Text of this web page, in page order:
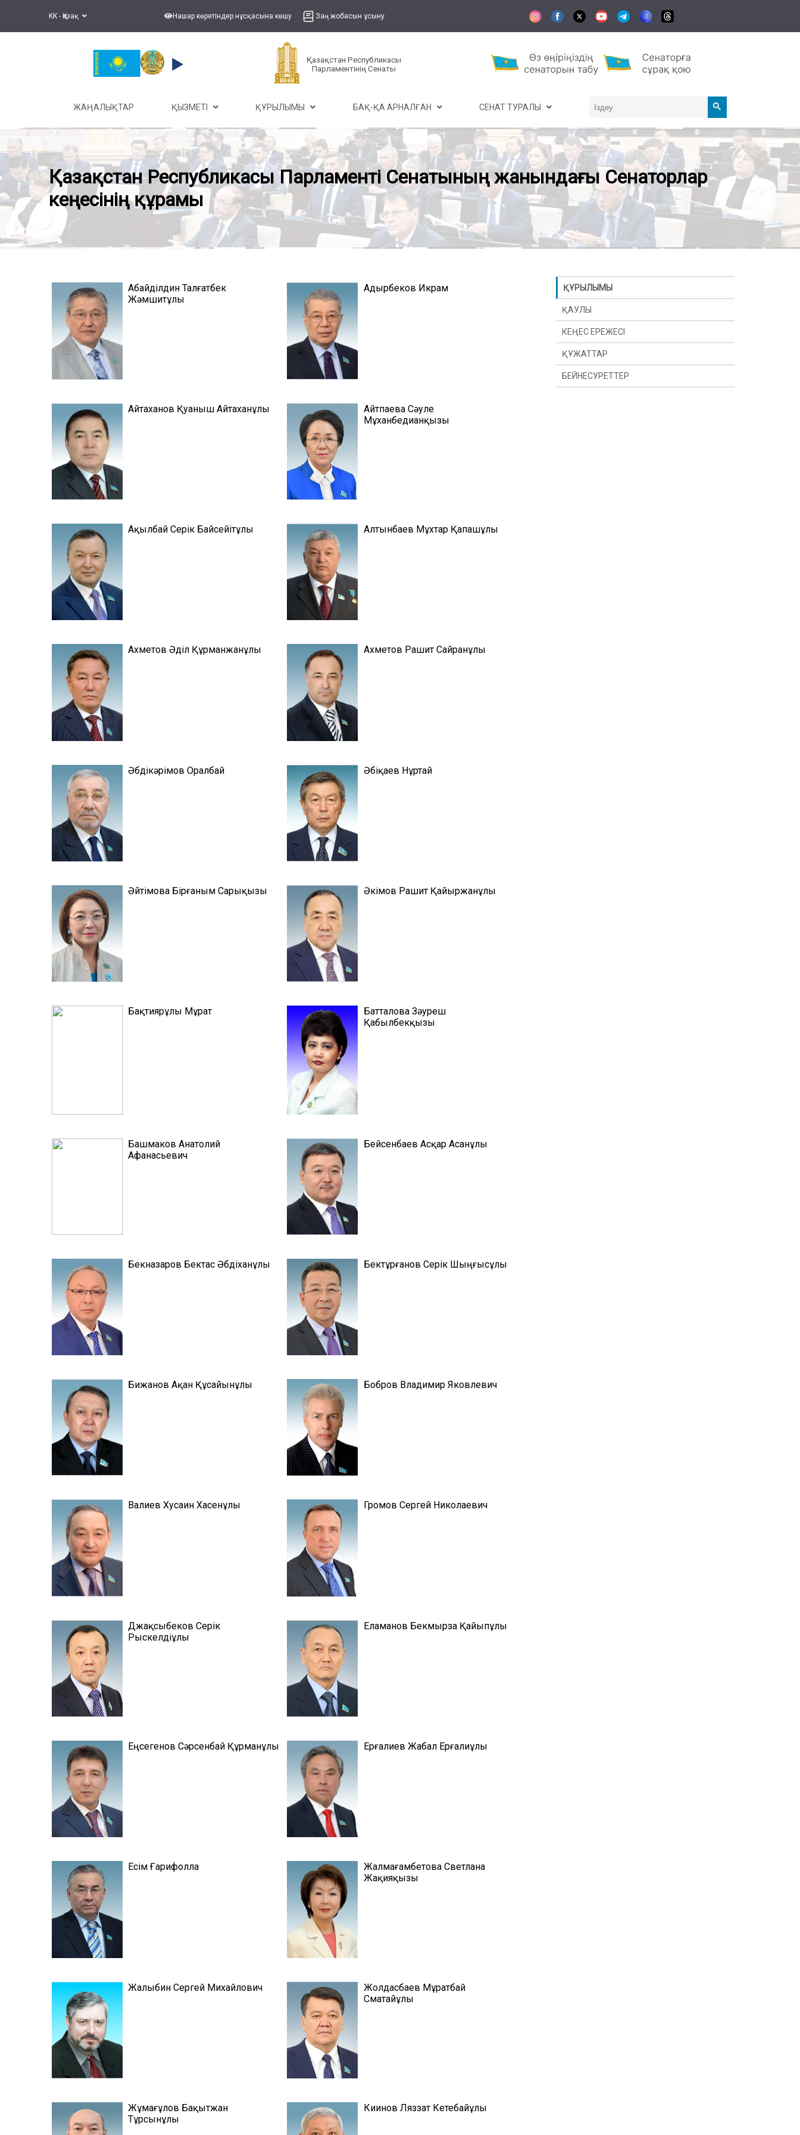
KK - Қазақ Нашар көретіндер нұсқасына көшу Заң жобасын ұсыну
Қазақстан Республикасы
Парламентінің Сенаты
ЖАҢАЛЫҚТАР ҚЫЗМЕТІ ҚҰРЫЛЫМЫ БАҚ-ҚА АРНАЛҒАН СЕНАТ ТУРАЛЫ
Қазақстан Республикасы Парламенті Сенатының жанындағы Сенаторлар
кеңесінің құрамы
Абайділдин Талғатбек
Жәмшитұлы
Адырбеков Икрам
Айтаханов Қуаныш Айтаханұлы
Айтпаева Сәуле
Мұханбедианқызы
Ақылбай Серік Байсейітұлы Алтынбаев Мұхтар Қапашұлы
Ахметов Әділ Құрманжанұлы Ахметов Рашит Сайранұлы
Әбдікәрімов Оралбай Әбіқаев Нұртай
Әйтімова Бірғаным Сарықызы Әкімов Рашит Қайыржанұлы
Бақтиярұлы Мұрат
Батталова Зәуреш
Қабылбекқызы
Башмаков Анатолий
Афанасьевич
Бейсенбаев Асқар Асанұлы
Бекназаров Бектас Әбдіханұлы Бектұрғанов Серік Шыңғысұлы
Бижанов Ақан Құсайынұлы Бобров Владимир Яковлевич
Валиев Хусаин Хасенұлы Громов Сергей Николаевич
Джақсыбеков Серік
Рыскелдіұлы
Еламанов Бекмырза Қайыпұлы
Еңсегенов Сәрсенбай Құрманұлы Ерғалиев Жабал Ерғалиұлы
Есім Ғарифолла
Жалмағамбетова Светлана
Жақияқызы
Жалыбин Сергей Михайлович
Жолдасбаев Мұратбай
Сматайұлы
Жұмағұлов Бақытжан
Тұрсынұлы
Киинов Ляззат Кетебайұлы
ҚҰРЫЛЫМЫ
ҚАУЛЫ
КЕҢЕС ЕРЕЖЕСІ
ҚҰЖАТТАР
БЕЙНЕСУРЕТТЕР